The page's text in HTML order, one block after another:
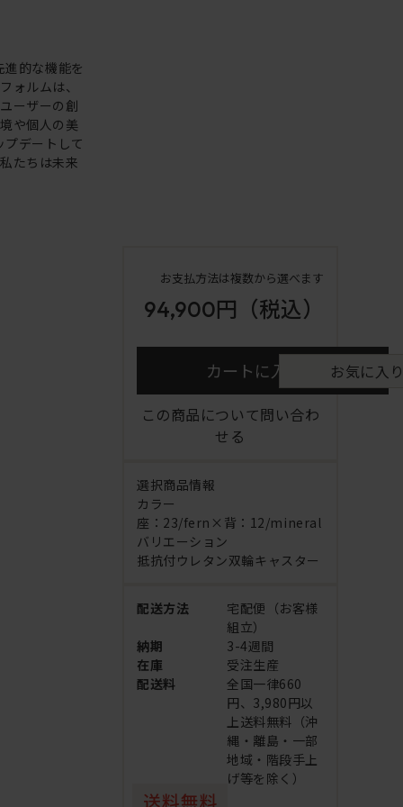
的な機能を
ォルムは、
ーザーの創
や個人の美
デートして
たちは未来
お支払方法は複数から選べます
94,900円 （税込）
カートに入れる お気に入
この商品について問い合わ
せる
選択商品情報
カラー
座：23/fern×背：12/mineral
バリエーション
抵抗付ウレタン双輪キャスター
配送方法
宅配便（お客様
組立）
納期
3-4週間
在庫
受注生産
配送料
全国一律660
円、3,980円以
上送料無料（沖
縄・離島・一部
地域・階段手上
げ等を除く）